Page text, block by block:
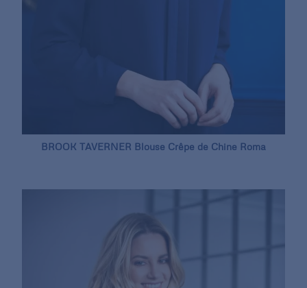
BROOK TAVERNER Blouse Crêpe de Chine Roma